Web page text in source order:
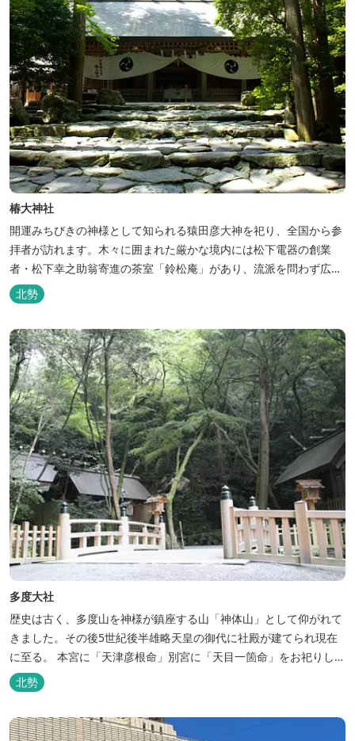
椿大神社
開運みちびきの神様として知られる猿田彦大神を祀り、全国から参
拝者が訪れます。木々に囲まれた厳かな境内には松下電器の創業
者・松下幸之助翁寄進の茶室「鈴松庵」があり、流派を問わず広く
一般にも開放しています。 トピックス記事はこちら👇2026年開運
祈願...
北勢
多度大社
歴史は古く、多度山を神様が鎮座する山「神体山」として仰がれて
きました。その後5世紀後半雄略天皇の御代に社殿が建てられ現在
に至る。 本宮に「天津彦根命」別宮に「天目一箇命」をお祀りして
おり、伊勢の神宮のご祭神である「天照大御神」の御子神、孫神に
あたることから、北伊勢大神宮ともよばれ、「お伊勢参らばお多度
しあわせ運ぶ神の馬として「白馬...
北勢